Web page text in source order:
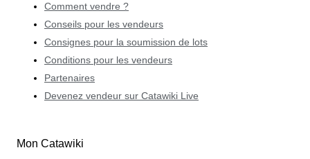
Comment vendre ?
Conseils pour les vendeurs
Consignes pour la soumission de lots
Conditions pour les vendeurs
Partenaires
Devenez vendeur sur Catawiki Live
Mon Catawiki